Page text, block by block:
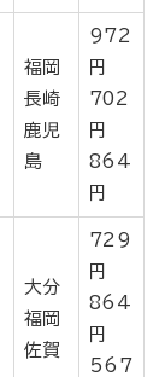
福岡
長崎
鹿児
島
972
円
702
円
864
円
大分
福岡
佐賀
729
円
864
円
567